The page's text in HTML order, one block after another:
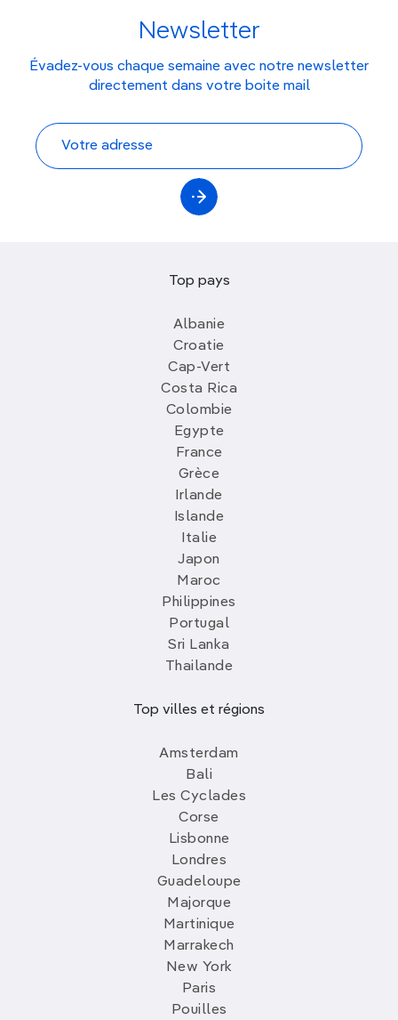
Newsletter
Évadez-vous chaque semaine avec notre newsletter
directement dans votre boite mail
Top pays
Albanie
Croatie
Cap-Vert
Costa Rica
Colombie
Egypte
France
Grèce
Irlande
Islande
Italie
Japon
Maroc
Philippines
Portugal
Sri Lanka
Thailande
Top villes et régions
Amsterdam
Bali
Les Cyclades
Corse
Lisbonne
Londres
Guadeloupe
Majorque
Martinique
Marrakech
New York
Paris
Pouilles